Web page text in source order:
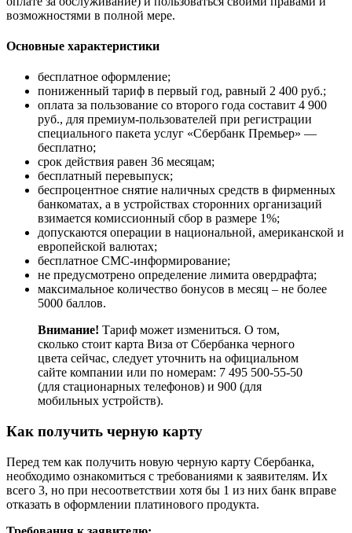
возможностями в полной мере.
Основные характеристики
бесплатное оформление;
пониженный тариф в первый год, равный 2 400 руб.;
оплата за пользование со второго года составит 4 900
руб., для премиум-пользователей при регистрации
специального пакета услуг «Сбербанк Премьер» —
бесплатно;
срок действия равен 36 месяцам;
бесплатный перевыпуск;
беспроцентное снятие наличных средств в фирменных
банкоматах, а в устройствах сторонних организаций
взимается комиссионный сбор в размере 1%;
допускаются операции в национальной, американской и
европейской валютах;
бесплатное СМС-информирование;
не предусмотрено определение лимита овердрафта;
максимальное количество бонусов в месяц – не более
5000 баллов.
Внимание! Тариф может измениться. О том,
сколько стоит карта Виза от Сбербанка черного
цвета сейчас, следует уточнить на официальном
сайте компании или по номерам: 7 495 500-55-50
(для стационарных телефонов) и 900 (для
мобильных устройств).
Как получить черную карту
Перед тем как получить новую черную карту Сбербанка,
необходимо ознакомиться с требованиями к заявителям. Их
всего 3, но при несоответствии хотя бы 1 из них банк вправе
отказать в оформлении платинового продукта.